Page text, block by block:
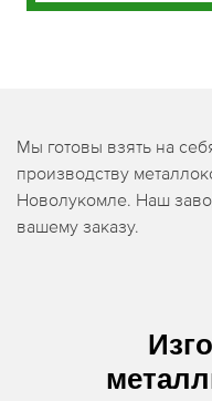
Мы готовы взять на
производству
Новолукомле. Наш
вашему заказу.